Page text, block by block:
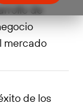
de
mercado
de los